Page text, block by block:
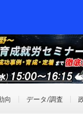
向 データ/調査